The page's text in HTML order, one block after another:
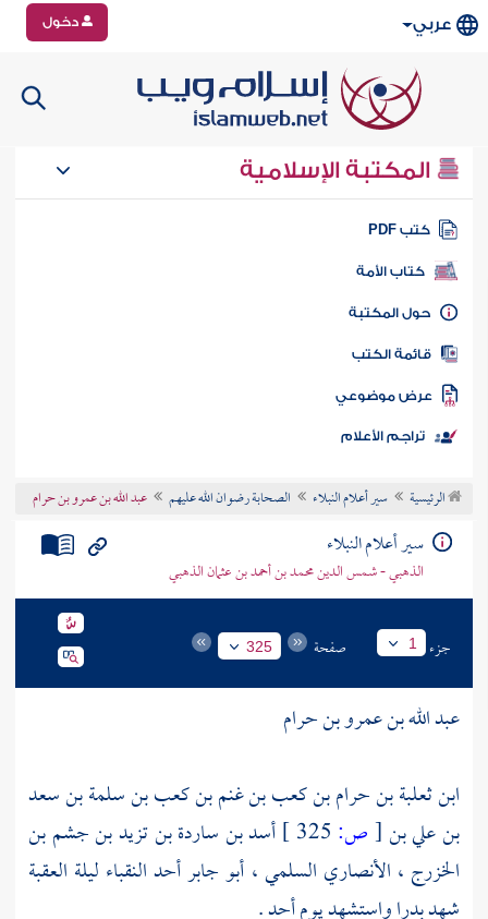
عربي دخول
المكتبة الإسلامية
كتب PDF
كتاب الأمة
المكتبة
الكتب
موضوعي
تراجم الأعلام
الرئيسية سير أعلام النبلاء الصحابة رضوان الله عليهم عبد الله بن عمرو بن حرام
سير أعلام النبلاء
الذهبي - شمس الدين محمد بن أحمد بن عثمان الذهبي
جزء 1 صفحة 325
عبد الله بن عمرو بن حرام
ابن ثعلبة بن حرام بن كعب بن غنم بن كعب بن سلمة بن سعد
بن علي بن[ص:
أسد بن ساردة بن تزيد بن جشم بن
الخزرج ، الأنصاري السلمي ، أبو جابر أحد النقباء ليلة العقبة
شهدبدراواستشهد يومأحد.